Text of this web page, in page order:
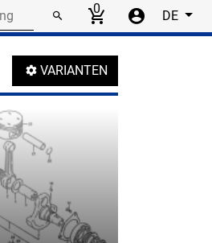
0
DE
VARIANTEN